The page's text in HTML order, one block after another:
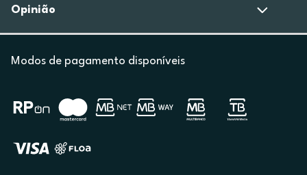
Opinião
Modos de pagamento disponíveis